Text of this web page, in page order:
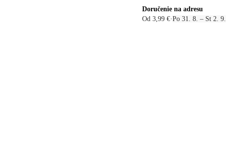
Doručenie na adresu
Od 3,99 €·Po 31. 8. – St 2. 9.